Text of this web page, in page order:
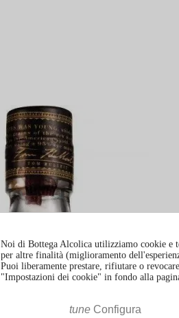
Noi di Bottega Alcolica utilizziamo cookie e
per altre finalità (miglioramento
Puoi liberamente prestare, rifiutare o
"Impostazioni dei cookie" in fondo alla
tune Configura